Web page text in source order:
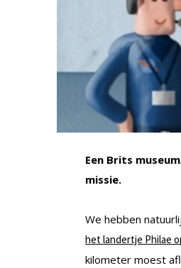
Een Brits
missie.
We hebben
het landertje Philae
kilometer moest